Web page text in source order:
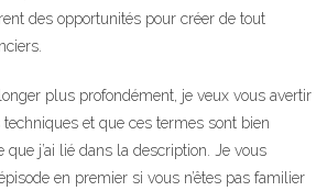
des opportunités pour créer de tout
plus profondément, je veux vous avertir
techniques et que ces termes sont bien
j’ai lié dans la description. Je vous
en premier si vous n’êtes pas familier